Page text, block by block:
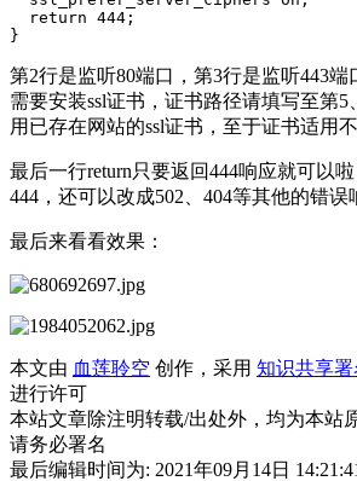
  return 444;
}
第2行是监听80端口，第3行是监听443端
需要安装ssl证书，证书路径请填写至第5
用已存在网站的ssl证书，至于证书适用
最后一行return只要返回444响应就可以
444，还可以改成502、404等其他的错误
最后来看看效果：
本文由 血莲聆空 创作，采用 知识共享署
进行许可
本站文章除注明转载/出处外，均为本站
请务必署名
最后编辑时间为: 2021年09月14日